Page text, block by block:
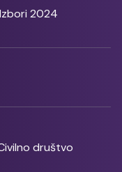
Izbori 2024
društvo